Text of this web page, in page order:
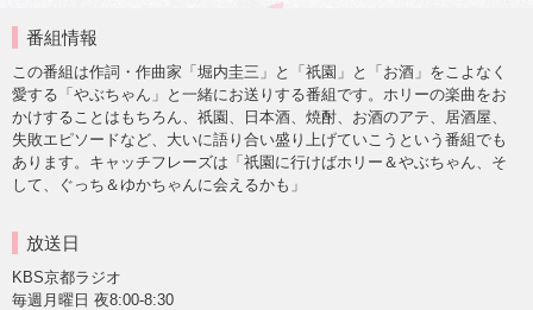
番組情報
この番組は作詞・作曲家「堀内圭三」と「祇園」と「お酒」をこよなく
愛する「やぶちゃん」と一緒にお送りする番組です。ホリーの楽曲をお
かけすることはもちろん、祇園、日本酒、焼酎、お酒のアテ、居酒屋、
失敗エピソードなど、大いに語り合い盛り上げていこうという番組でも
あります。キャッチフレーズは「祇園に行けばホリー＆やぶちゃん、そ
して、ぐっち＆ゆかちゃんに会えるかも」
放送日
KBS京都ラジオ
毎週月曜日 夜8:00-8:30